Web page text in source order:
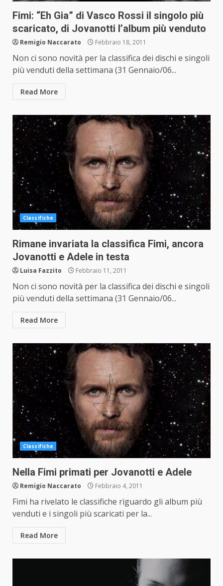
Fimi: “Eh Gia” di Vasco Rossi il singolo più
scaricato, di Jovanotti l’album più venduto
Remigio Naccarato Febbraio 18, 2011
Non ci sono novità per la classifica dei dischi e singoli
più venduti della settimana (31 Gennaio/06...
Read More
Classifiche
Rimane invariata la classifica Fimi, ancora
Jovanotti e Adele in testa
Luisa Fazzito Febbraio 11, 2011
Non ci sono novità per la classifica dei dischi e singoli
più venduti della settimana (31 Gennaio/06...
Read More
Classifiche
Nella Fimi primati per Jovanotti e Adele
Remigio Naccarato Febbraio 4, 2011
Fimi ha rivelato le classifiche riguardo gli album più
venduti e i singoli più scaricati per la...
Read More